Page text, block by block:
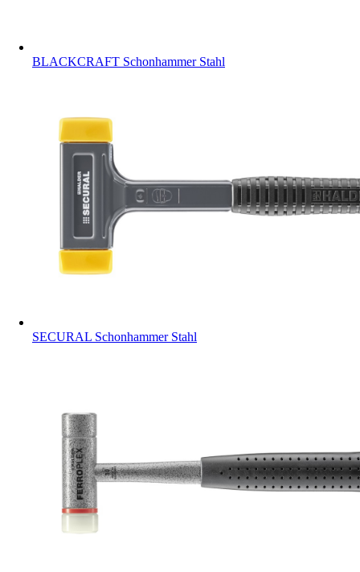
BLACKCRAFT Schonhammer Stahl
SECURAL Schonhammer Stahl